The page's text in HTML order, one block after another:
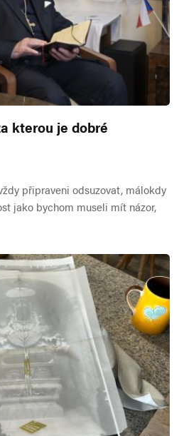
kterou je dobré
připraveni odsuzovat, málokdy
jako bychom museli mít názor,